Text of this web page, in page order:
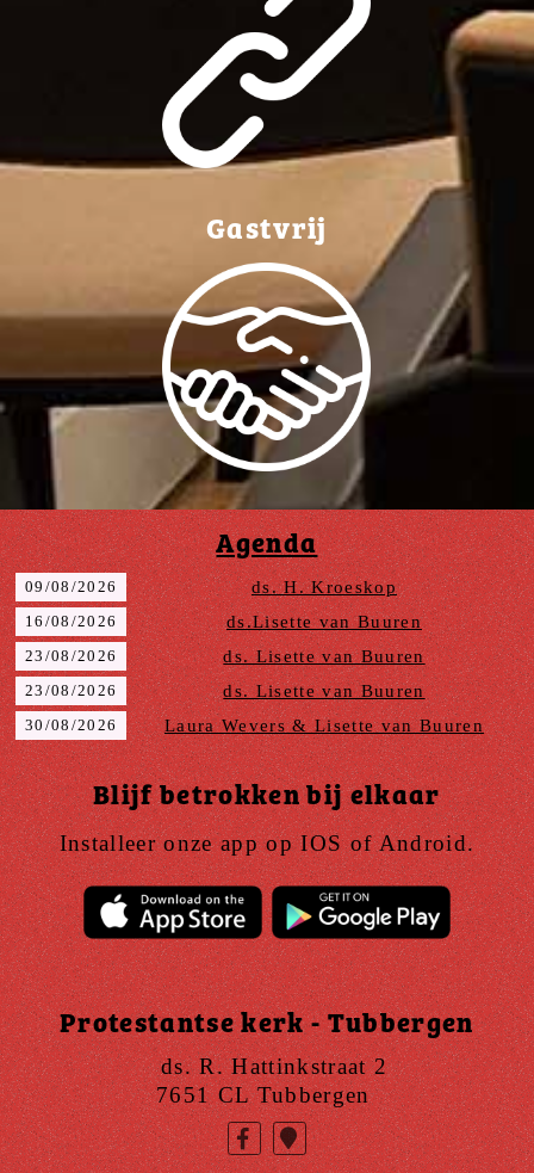
Gastvrij
Agenda
09/08/2026 ds. H. Kroeskop
16/08/2026 ds.Lisette van Buuren
23/08/2026 ds. Lisette van Buuren
23/08/2026 ds. Lisette van Buuren
30/08/2026 Laura Wevers & Lisette van Buuren
Blijf betrokken bij elkaar
Installeer onze app op IOS of Android.
Protestantse kerk - Tubbergen
ds. R. Hattinkstraat 2
7651 CL Tubbergen